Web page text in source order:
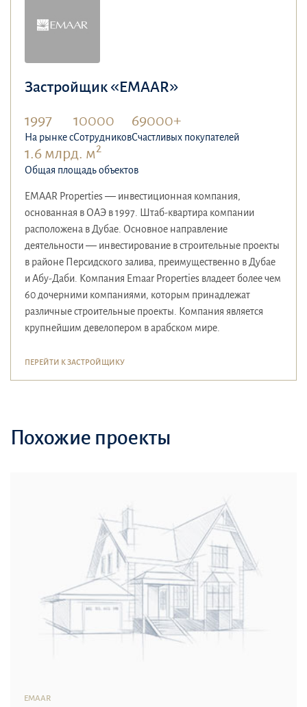
Застройщик «EMAAR»
1997
На рынке с
10000
Сотрудников
69000+
Счастливых покупателей
1.6 млрд. м2
Общая площадь объектов
EMAAR Properties — инвестиционная компания,
основанная в ОАЭ в 1997. Штаб-квартира компании
расположена в Дубае. Основное направление
деятельности — инвестирование в строительные проекты
в районе Персидского залива, преимущественно в Дубае
и Абу-Даби. Компания Emaar Properties владеет более чем
60 дочерними компаниями, которым принадлежат
различные строительные проекты. Компания является
крупнейшим девелопером в арабском мире.
ПЕРЕЙТИ К ЗАСТРОЙЩИКУ
Похожие проекты
EMAAR